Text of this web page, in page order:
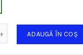
ADAUGĂ ÎN COȘ